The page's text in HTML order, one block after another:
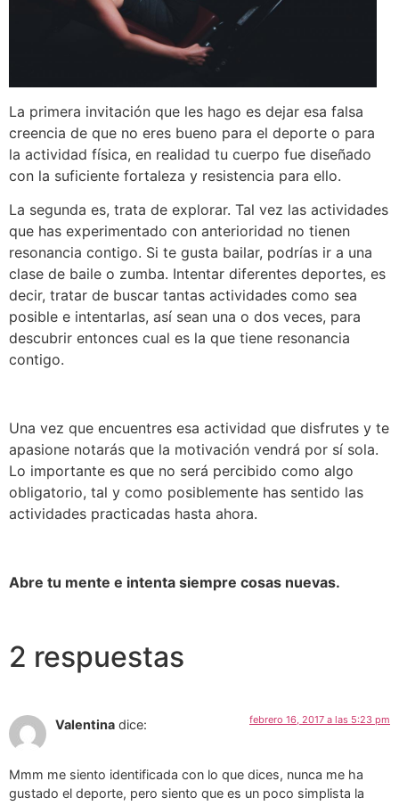
La primera invitación que les hago es dejar esa falsa
creencia de que no eres bueno para el deporte o para
la actividad física, en realidad tu cuerpo fue diseñado
con la suficiente fortaleza y resistencia para ello.
La segunda es, trata de explorar. Tal vez las actividades
que has experimentado con anterioridad no tienen
resonancia contigo. Si te gusta bailar, podrías ir a una
clase de baile o zumba. Intentar diferentes deportes, es
decir, tratar de buscar tantas actividades como sea
posible e intentarlas, así sean una o dos veces, para
descubrir entonces cual es la que tiene resonancia
contigo.
Una vez que encuentres esa actividad que disfrutes y te
apasione notarás que la motivación vendrá por sí sola.
Lo importante es que no será percibido como algo
obligatorio, tal y como posiblemente has sentido las
actividades practicadas hasta ahora.
Abre tu mente e intenta siempre cosas nuevas.
2 respuestas
Valentina dice: febrero 16, 2017 a las 5:23 pm
Mmm me siento identificada con lo que dices, nunca me ha
gustado el deporte, pero siento que es un poco simplista la